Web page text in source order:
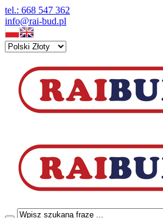
tel.: 668 547 362
info@rai-bud.pl